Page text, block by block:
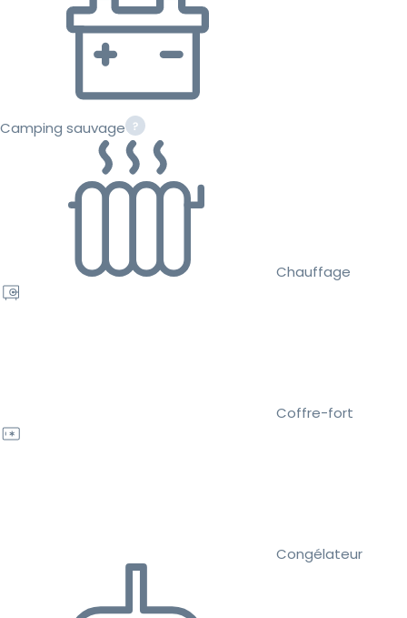
Camping sauvage
Chauffage
Coffre-fort
Congélateur